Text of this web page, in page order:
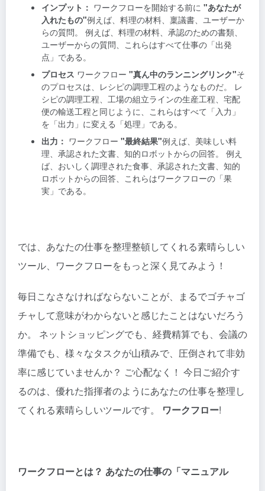
インプット： ワークフローを開始する前に "あなたが
入れたもの"例えば、料理の材料、稟議書、ユーザーか
らの質問。 例えば、料理の材料、承認のための書類、
ユーザーからの質問、これらはすべて仕事の「出発
点」である。
プロセス ワークフロー "真ん中のランニングリンク"そ
のプロセスは、レシピの調理工程のようなものだ。 レ
シピの調理工程、工場の組立ラインの生産工程、宅配
便の輸送工程と同じように、これらはすべて「入力」
を「出力」に変える「処理」である。
出力： ワークフロー "最終結果"例えば、美味しい料
理、承認された文書、知的ロボットからの回答。 例え
ば、おいしく調理された食事、承認された文書、知的
ロボットからの回答、これらはワークフローの「果
実」である。
では、あなたの仕事を整理整頓してくれる素晴らしい
ツール、ワークフローをもっと深く見てみよう！
毎日こなさなければならないことが、まるでゴチャゴ
チャして意味がわからないと感じたことはないだろう
か。 ネットショッピングでも、経費精算でも、会議の
準備でも、様々なタスクが山積みで、圧倒されて非効
率に感じていませんか？ ご心配なく！ 今日ご紹介す
るのは、優れた指揮者のようにあなたの仕事を整理し
てくれる素晴らしいツールです。 ワークフロー!
ワークフローとは？ あなたの仕事の「マニュアル